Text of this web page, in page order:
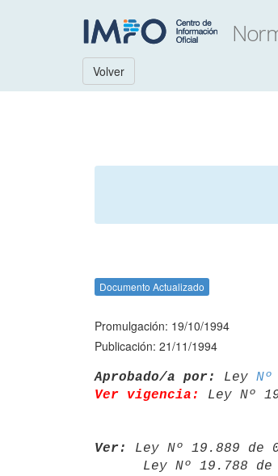
Volver
Documento Actualizado
Promulgación: 19/10/1994
Publicación: 21/11/1994
Aprobado/a por: Ley
Ver vigencia:
Ley Nº
Ver: Ley Nº 19.889
Ley Nº